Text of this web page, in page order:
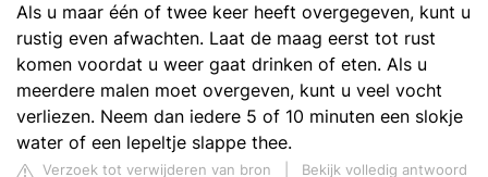
Als u maar één of twee keer heeft overgegeven, kunt u
rustig even afwachten. Laat de maag eerst tot rust
komen voordat u weer gaat drinken of eten. Als u
meerdere malen moet overgeven, kunt u veel vocht
verliezen. Neem dan iedere 5 of 10 minuten een slokje
water of een lepeltje slappe thee.
Verzoek tot verwijderen van bron Bekijk volledig antwoord